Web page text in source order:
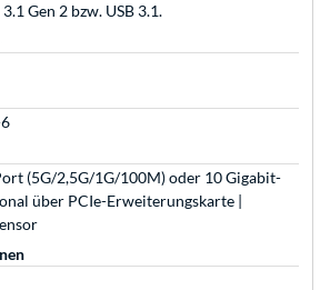
Gen 2 bzw. USB 3.1.
(5G/2,5G/1G/100M) oder 10 Gigabit-
über PCIe-Erweiterungskarte |